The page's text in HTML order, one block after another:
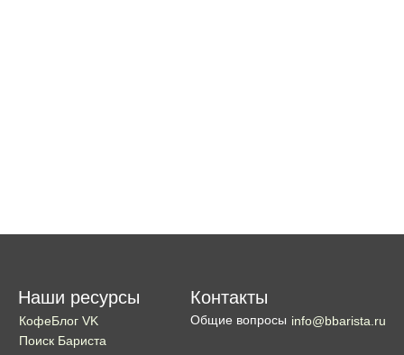
Наши ресурсы
КофеБлог VK
Поиск Бариста
Контакты
Общие вопросы info@bbarista.ru